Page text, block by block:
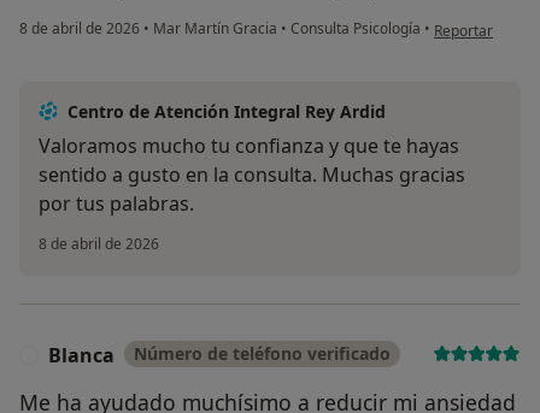
8 de abril de 2026 • Mar Martín Gracia • Consulta Psicología • en opinión del
Reportar
Centro de Atención Integral Rey Ardid
Valoramos mucho tu confianza y que te hayas
sentido a gusto en la consulta. Muchas gracias
por tus palabras.
8 de abril de 2026
Blanca Número de teléfono verificado
Me ha ayudado muchísimo a reducir mi ansiedad